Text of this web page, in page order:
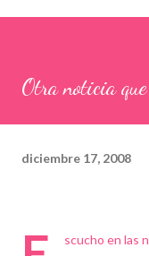
Otra noticia
diciembre 17, 2008
scucho en las